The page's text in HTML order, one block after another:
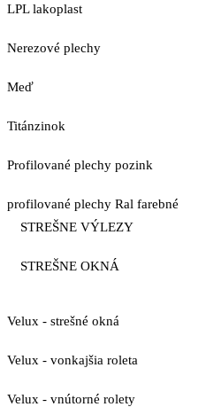
LPL lakoplast
Nerezové plechy
Meď
Titánzinok
Profilované plechy pozink
profilované plechy Ral farebné
STREŠNE VÝLEZY
STREŠNE OKNÁ
Velux - strešné okná
Velux - vonkajšia roleta
Velux - vnútorné rolety